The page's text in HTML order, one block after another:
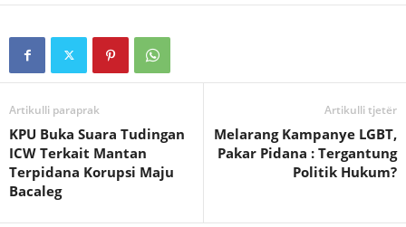
Artikulli paraprak
KPU Buka Suara Tudingan
ICW Terkait Mantan
Terpidana Korupsi Maju
Bacaleg
Artikulli tjetër
Melarang Kampanye LGBT,
Pakar Pidana : Tergantung
Politik Hukum?